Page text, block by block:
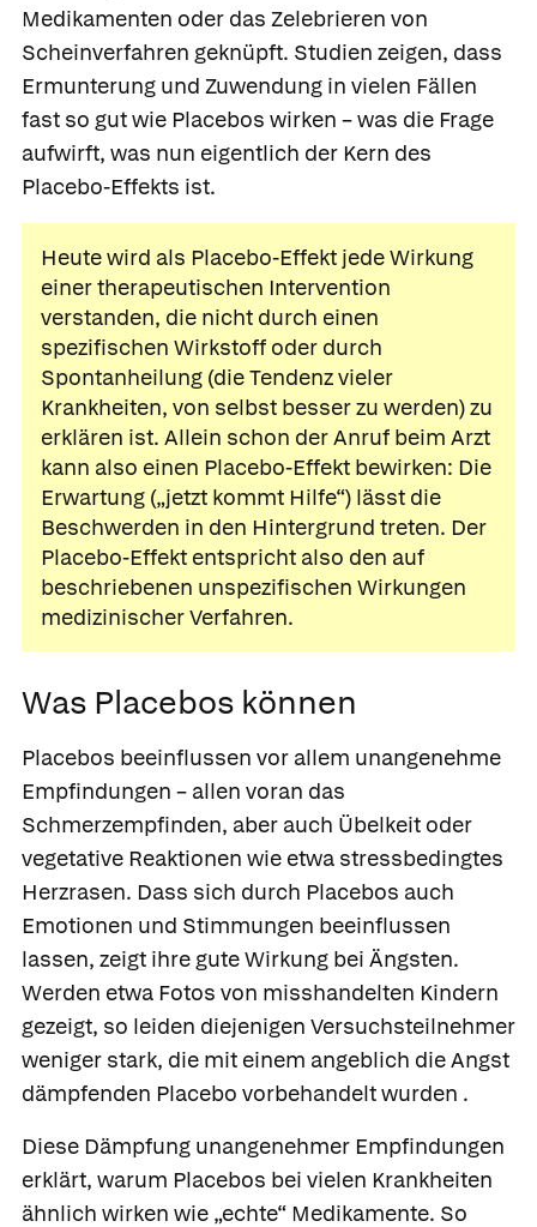
Medikamenten oder das Zelebrieren von
Scheinverfahren geknüpft. Studien zeigen, dass
Ermunterung und Zuwendung in vielen Fällen
fast so gut wie Placebos wirken – was die Frage
aufwirft, was nun eigentlich der Kern des
Placebo-Effekts ist.
Heute wird als Placebo-Effekt jede Wirkung
einer therapeutischen Intervention
verstanden, die nicht durch einen
spezifischen Wirkstoff oder durch
Spontanheilung (die Tendenz vieler
Krankheiten, von selbst besser zu werden) zu
erklären ist. Allein schon der Anruf beim Arzt
kann also einen Placebo-Effekt bewirken: Die
Erwartung („jetzt kommt Hilfe“) lässt die
Beschwerden in den Hintergrund treten. Der
Placebo-Effekt entspricht also den auf
beschriebenen unspezifischen Wirkungen
medizinischer Verfahren.
Was Placebos können
Placebos beeinflussen vor allem unangenehme
Empfindungen – allen voran das
Schmerzempfinden, aber auch Übelkeit oder
vegetative Reaktionen wie etwa stressbedingtes
Herzrasen. Dass sich durch Placebos auch
Emotionen und Stimmungen beeinflussen
lassen, zeigt ihre gute Wirkung bei Ängsten.
Werden etwa Fotos von misshandelten Kindern
gezeigt, so leiden diejenigen Versuchsteilnehmer
weniger stark, die mit einem angeblich die Angst
dämpfenden Placebo vorbehandelt wurden .
Diese Dämpfung unangenehmer Empfindungen
erklärt, warum Placebos bei vielen Krankheiten
ähnlich wirken wie „echte“ Medikamente. So